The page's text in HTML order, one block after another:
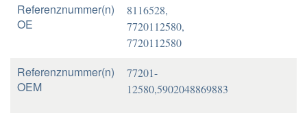
Referenznummer(n)
OE
8116528,
7720112580,
7720112580
Referenznummer(n)
OEM
77201-
12580,5902048869883